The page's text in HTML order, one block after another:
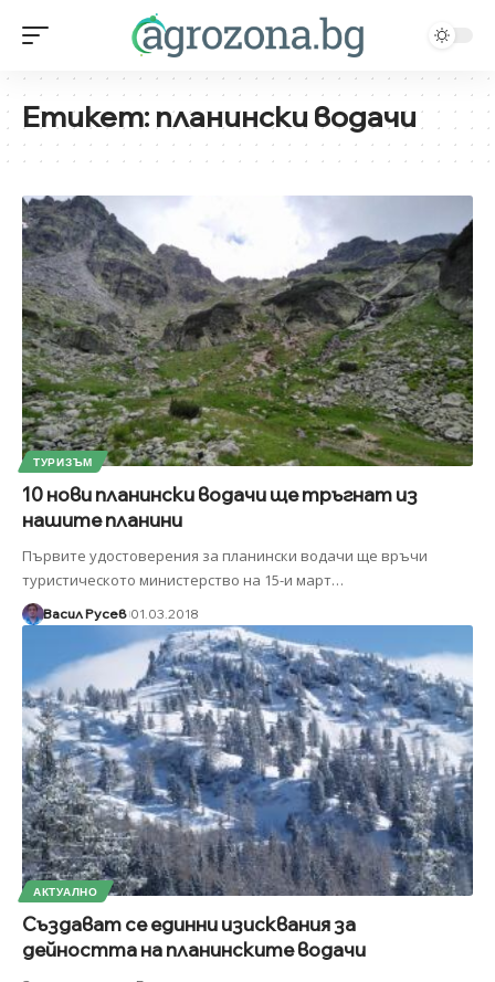
Етикет:планински водачи
ТУРИЗЪМ
10 нови планински водачи ще тръгнат из
нашите планини
Първите удостоверения за планински водачи ще връчи
туристическото министерство на 15-и март…
Васил Русев 01.03.2018
АКТУАЛНО
Създават се единни изисквания за
дейността на планинските водачи